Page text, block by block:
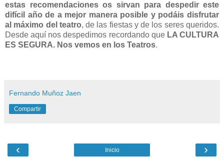
estas recomendaciones os sirvan para despedir este
difícil año de a mejor manera posible y podáis disfrutar
al máximo del teatro, de las fiestas y de los seres queridos.
Desde aquí nos despedimos recordando que LA CULTURA
ES SEGURA. Nos vemos en los Teatros.
Fernando Muñoz Jaen
Compartir
‹ ›
Inicio